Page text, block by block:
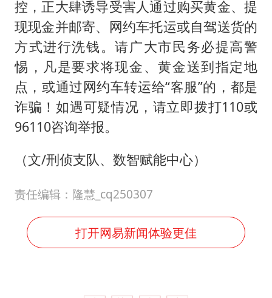
控，正大肆诱导受害人通过购买黄金、提
现现金并邮寄、网约车托运或自驾送货的
方式进行洗钱。请广大市民务必提高警
惕，凡是要求将现金、黄金送到指定地
点，或通过网约车转运给“客服”的，都是
诈骗！如遇可疑情况，请立即拨打110或
96110咨询举报。
（文/刑侦支队、数智赋能中心）
责任编辑：隆慧_cq250307
打开网易新闻体验更佳